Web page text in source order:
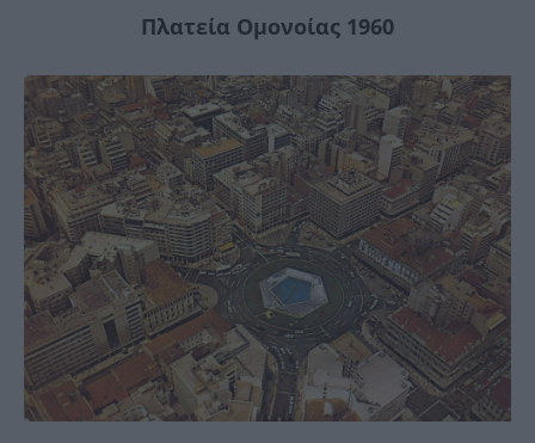
Πλατεία Ομονοίας 1960